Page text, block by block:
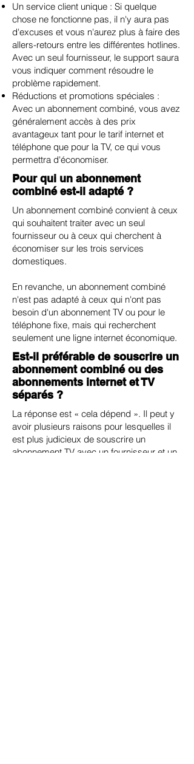
Un service client unique : Si quelque
chose ne fonctionne pas, il n'y aura pas
d'excuses et vous n'aurez plus à faire des
allers-retours entre les différentes hotlines.
Avec un seul fournisseur, le support saura
vous indiquer comment résoudre le
problème rapidement.
Réductions et promotions spéciales :
Avec un abonnement combiné, vous avez
généralement accès à des prix
avantageux tant pour le tarif internet et
téléphone que pour la TV, ce qui vous
permettra d'économiser.
Pour qui un abonnement
combiné est-il adapté ?
Un abonnement combiné convient à ceux
qui souhaitent traiter avec un seul
fournisseur ou à ceux qui cherchent à
économiser sur les trois services
domestiques.
En revanche, un abonnement combiné
n'est pas adapté à ceux qui n'ont pas
besoin d'un abonnement TV ou pour le
téléphone fixe, mais qui recherchent
seulement une ligne internet économique.
Est-il préférable de souscrire un
abonnement combiné ou des
abonnements internet et TV
séparés ?
La réponse est « cela dépend ». Il peut y
avoir plusieurs raisons pour lesquelles il
est plus judicieux de souscrire un
abonnement TV avec un fournisseur et un